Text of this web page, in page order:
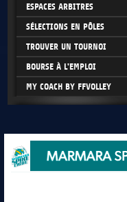
ESPACES ARBITRES
SÉLECTIONS EN PÔLES
TROUVER UN TOURNOI
BOURSE À L'EMPLOI
MY COACH BY FFVOLLEY